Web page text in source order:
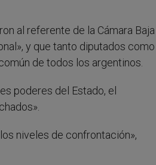
al referente de la Cámara Baja
y que tanto diputados como
de todos los argentinos.
poderes del Estado, el
niveles de confrontación»,